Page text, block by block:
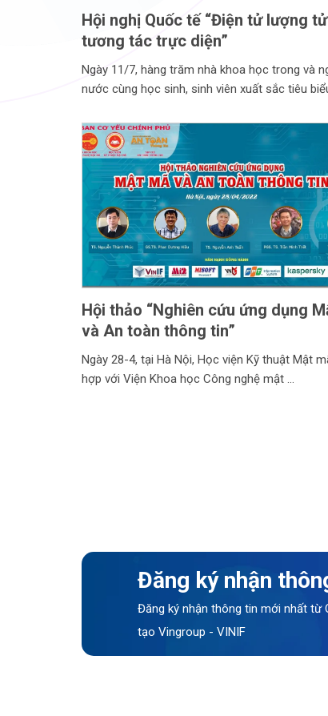
Hội nghị Quốc tế “Điện tử lượng
tương tác trực diện”
Ngày 11/7, hàng trăm nhà khoa học trong và
nước cùng học sinh, sinh viên xuất sắc tiêu
Hội thảo “Nghiên cứu ứng dụng
và An toàn thông tin”
Ngày 28-4, tại Hà Nội, Học viện Kỹ thuật Mật
hợp với Viện Khoa học Công nghệ mật
Đăng ký nhận
Đăng ký nhận thông tin mới nhất từ
tạo Vingroup - VINIF